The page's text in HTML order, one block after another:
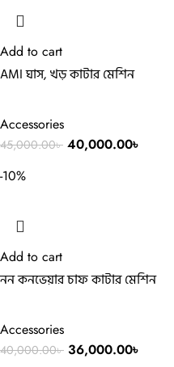
Add to cart
AMI ঘাস, খড় কাটার মেশিন
Accessories
45,000.00৳ 40,000.00৳
-10%
Add to cart
নন কনভেয়ার চাফ কাটার মেশিন
Accessories
40,000.00৳ 36,000.00৳